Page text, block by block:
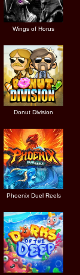
Wings of Horus
Donut Division
Phoenix Duel Reels